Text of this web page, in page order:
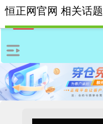
恒正网官网 相关话题